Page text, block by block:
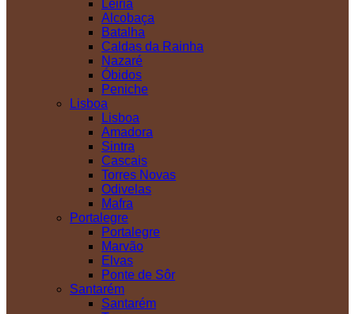
Leiria
Alcobaça
Batalha
Caldas da Rainha
Nazaré
Óbidos
Peniche
Lisboa
Lisboa
Amadora
Sintra
Cascais
Torres Novas
Odivelas
Mafra
Portalegre
Portalegre
Marvão
Elvas
Ponte de Sôr
Santarém
Santarém